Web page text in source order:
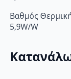
Βαθμός
5,9W/W